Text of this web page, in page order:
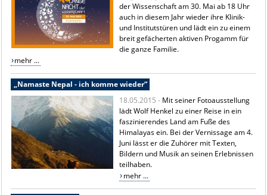
der Wissenschaft am 30. Mai ab 18 Uhr
auch in diesem Jahr wieder ihre Klinik-
und Institutstüren und lädt ein zu einem
breit gefächerten aktiven Progamm für
die ganze Familie.
mehr ...
„Namaste Nepal - ich komme wieder“
18.05.2015 - Mit seiner Fotoausstellung
lädt Wolf Henkel zu einer Reise in ein
faszinierendes Land am Fuße des
Himalayas ein. Bei der Vernissage am 4.
Juni lässt er die Zuhörer mit Texten,
Bildern und Musik an seinen Erlebnissen
teilhaben.
mehr ...